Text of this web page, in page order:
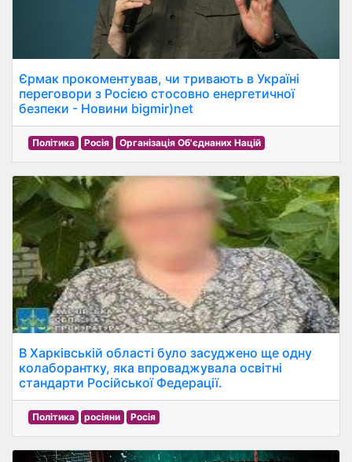
Єрмак прокоментував, чи тривають в Україні
переговори з Росією стосовно енергетичної
безпеки - Новини bigmir)net
Політика Росія Організація Об'єднаних Націй
В Харківській області було засуджено ще одну
колаборантку, яка впроваджувала освітні
стандарти Російської Федерації.
Політика росіяни Росія